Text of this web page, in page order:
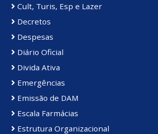
Cult, Turis, Esp e Lazer
Decretos
Despesas
Diário Oficial
Divida Ativa
Emergências
Emissão de DAM
Escala Farmácias
Estrutura Organizacional